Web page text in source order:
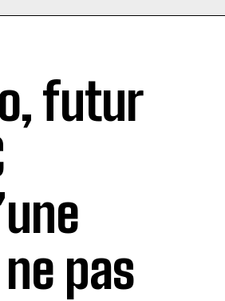
futur
pas